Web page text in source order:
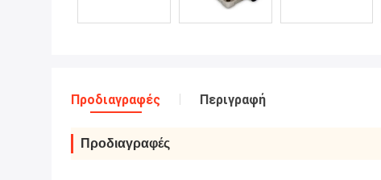
Προδιαγραφές Περιγραφή
Προδιαγραφές